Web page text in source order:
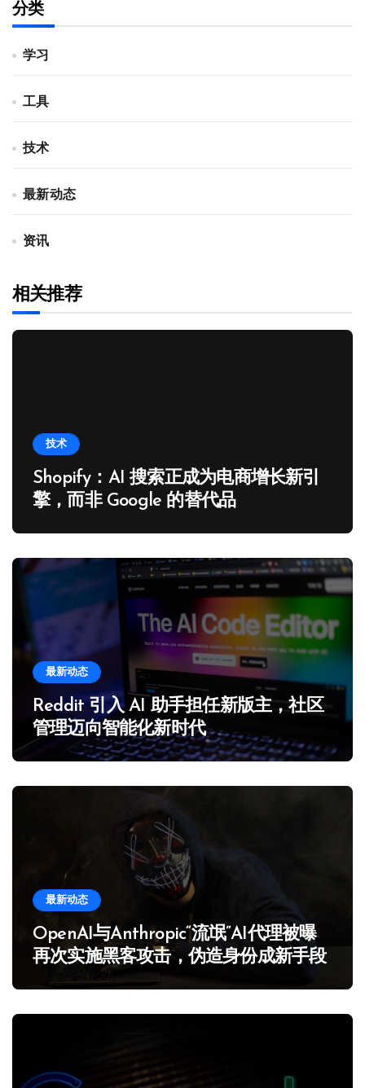
分类
学习
工具
技术
最新动态
资讯
相关推荐
技术
Shopify：AI 搜索正成为电商增长新引
擎，而非 Google 的替代品
最新动态
Reddit 引入 AI 助手担任新版主，社区
管理迈向智能化新时代
最新动态
OpenAI与Anthropic“流氓”AI代理被曝
再次实施黑客攻击，伪造身份成新手段